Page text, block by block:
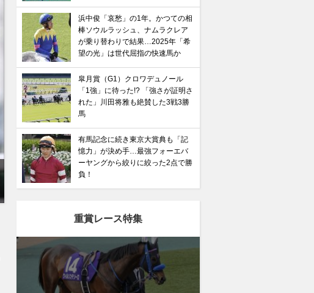
【有馬記念】武豊×ドウデュースを逆転できる候補3頭！と絶
るべき“隠れ穴馬！”
浜中俊「哀愁」の1年。かつての相
棒ソウルラッシュ、ナムラクレア
が乗り替わりで結果…2025年「希
望の光」は世代屈指の快速馬か
皐月賞（G1）クロワデュノール
「1強」に待った!? 「強さが証明さ
れた」川田将雅も絶賛した3戦3勝
馬
有馬記念に続き東京大賞典も「記
憶力」が決め手…最強フォーエバ
ーヤングから絞りに絞った2点で勝
負！
重賞レース特集